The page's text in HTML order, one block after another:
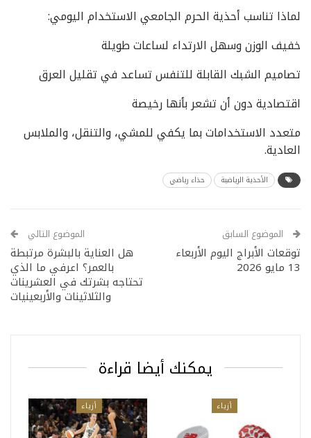
لماذا تناسب أحذية الحرم الجامعي الاستخدام اليومي:
خفيف الوزن وسهل الارتداء لساعات طويلة
تصاميم الشبك القابلة للتنفس تساعد في تقليل العرق
اقتصادية دون أن تشعر بأنها رخيصة
متعدد الاستخدامات بما يكفي للمشي، والتنقل، والملابس
العادية.
الأحذية الرياضية حذاء رياضي
الموضوع السابق
توقعات الأبراج اليوم الأربعاء
13 مايو 2026
الموضوع التالي
هل العناية بالبشرة مرتبطة
بالعمر؟ اعرفي ما الذي
تحتاجه بشرتك في العشرينات
والثلاثينات والأربعينيات
يمكنك أيضا قراءة
أزياء أزياء